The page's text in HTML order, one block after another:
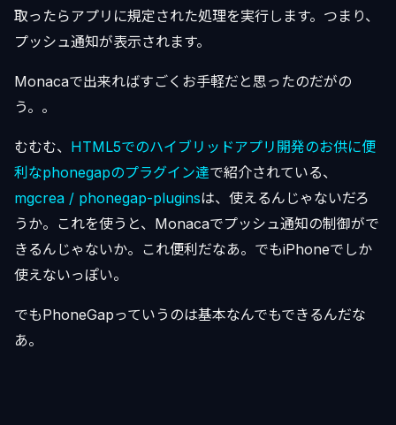
取ったらアプリに規定された処理を実行します。つまり、
プッシュ通知が表示されます。
Monacaで出来ればすごくお手軽だと思ったのだがの
う。。
むむむ、 HTML5でのハイブリッドアプリ開発のお供に便
利なphonegapのプラグイン達で紹介されている、
mgcrea / phonegap-pluginsは、使えるんじゃないだろ
うか。これを使うと、Monacaでプッシュ通知の制御がで
きるんじゃないか。これ便利だなあ。でもiPhoneでしか
使えないっぽい。
でもPhoneGapっていうのは基本なんでもできるんだな
あ。